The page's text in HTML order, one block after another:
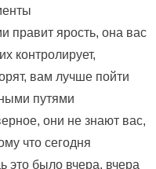
правит ярость, она вас
контролирует,
вам лучше пойти
путями
они не знают вас,
что сегодня
это было вчера, вчера